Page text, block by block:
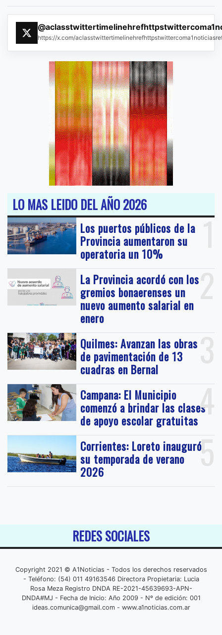
https://x.com/
LO MAS LEIDO DEL AÑO 2026
1
Los puertos públicos de la
Provincia aumentaron su
operatoria un 10%
2
La Provincia acordó con los
gremios bonaerenses un
nuevo aumento salarial en
enero
3
Quilmes: Avanzan las obras
de pavimentación de 13
cuadras en Bernal
4
Campana: El Municipio
comenzó a brindar las clases
de apoyo escolar gratuitas
5
Corrientes: Loreto inauguró
su temporada de verano
2026
REDES SOCIALES
Copyright 2021 © A1Noticias - Todos los derechos reservados
- Teléfono: (54) 011 49163546 Directora Propietaria: Lucia
Rosa Meza Registro DNDA RE-2021-45639693-APN-
DNDA#MJ - Fecha de Inicio: Año 2009 - Nº de edición: 001
ideas.comunica@gmail.com- www.a1noticias.com.ar